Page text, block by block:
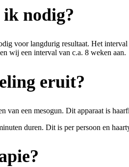
ik nodig?
voor langdurig resultaat. Het
wij een interval van c.a. 8 weken aan.
eruit?
van een mesogun. Dit apparaat is
duren. Dit is per persoon en